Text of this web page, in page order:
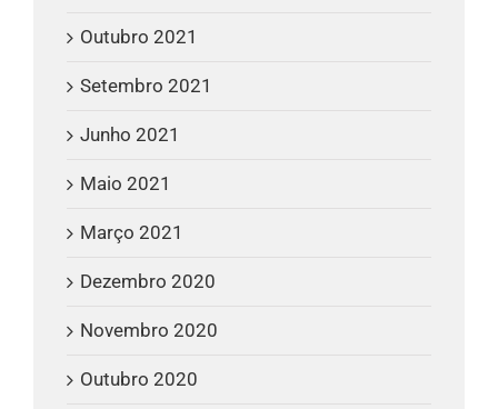
Outubro 2021
Setembro 2021
Junho 2021
Maio 2021
Março 2021
Dezembro 2020
Novembro 2020
Outubro 2020